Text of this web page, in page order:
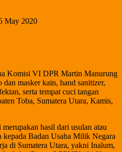
May 2020
Komisi VI DPR Martin Manurung
masker kain, hand sanitizer,
serta tempat cuci tangan
Toba, Sumatera Utara, Kamis,
hasil dari usulan atau
kepada Badan Usaha Milik Negara
di Sumatera Utara, yakni Inalum,